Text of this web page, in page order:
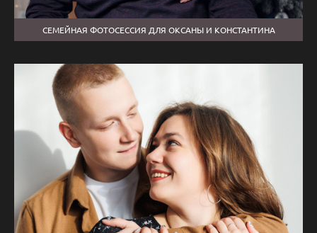
СЕМЕЙНАЯ ФОТОСЕССИЯ ДЛЯ ОКСАНЫ И КОНСТАНТИНА